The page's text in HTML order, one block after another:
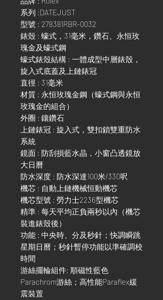
系列 :DATEJUST
型號 : 278381RBR-0032
錶殼 : 蠔式，31毫米，鑽石、永恒玫
瑰金及蠔式鋼
蠔式錶殼結構 : 一體成型中層錶殼，
旋入式底蓋及上鏈錶冠
直徑 : 31毫米
材質 : 永恒玫瑰金鋼（蠔式鋼與永恒
玫瑰金的組合）
外圈 : 鑲鑽石
上鏈錶冠 : 旋入式，雙扣鎖雙重防水
系統
鏡面 : 防刮損藍水晶，小窗凸透鏡放
大日曆
防水深度 : 防水深達100米/330呎
機芯 : 自動上鏈機械恒動機芯
機芯型號 : 勞力士2236型機芯
精準 : 每天平均正負兩秒以內（機芯
裝進錶殼後）
功能 : 中央時、分及秒針；快調瞬跳
星期日曆；秒針暫停功能以準確調校
時間
游絲擺輪組件: 順磁性藍色
Parachrom游絲；高性能Paraflex緩
震裝置